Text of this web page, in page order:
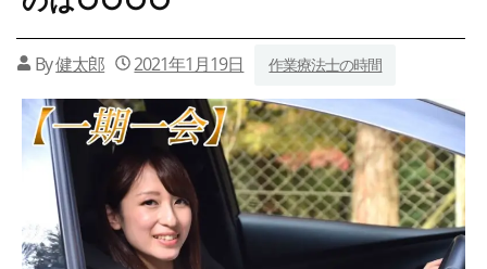
By健太郎 2021年1月19日 作業療法士の時間